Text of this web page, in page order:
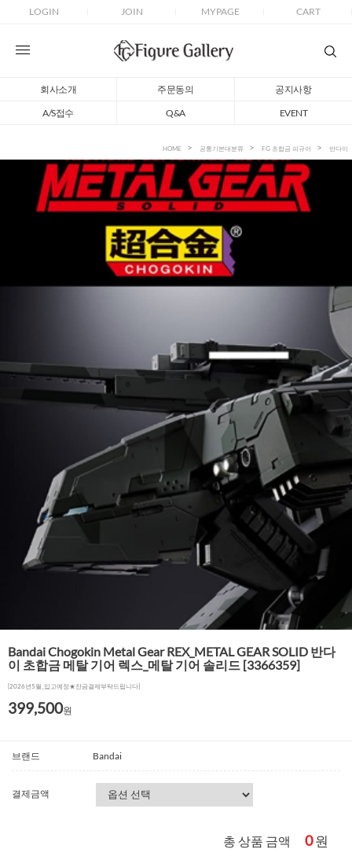
LOGIN JOIN MYPAGE CART
회사소개 주문동의
공지사항
A/S접수
Q&A EVENT
HOME 공통기본대분류 FG 초합금 피규어 반다이
Bandai Chogokin Metal Gear REX_METAL GEAR SOLID 반다
이 초합금 메탈 기어 렉스_메탈 기어 솔리드 [3366359]
[2026년5월_입고예정★잔금결제부탁드립니다]
399,500원
브랜드 Bandai
결제금액
총 상품 금액 0원